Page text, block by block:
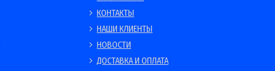
КОНТАКТЫ
НАШИ КЛИЕНТЫ
НОВОСТИ
ДОСТАВКА И ОПЛАТА